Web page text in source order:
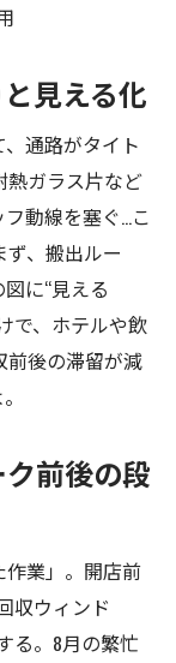
見える化
通路がタイト
熱ガラス片など
動線を塞ぐ…こ
、搬出ルー
に“見える
で、ホテルや飲
前後の滞留が減
前後の段
業」。開店前
収ウィンド
る。8月の繁忙